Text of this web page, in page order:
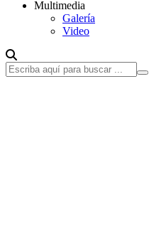
Multimedia
Galería
Video